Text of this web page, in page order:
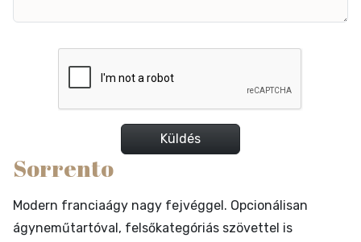
Küldés
Sorrento
Modern franciaágy nagy fejvéggel. Opcionálisan
ágyneműtartóval, felsőkategóriás szövettel is